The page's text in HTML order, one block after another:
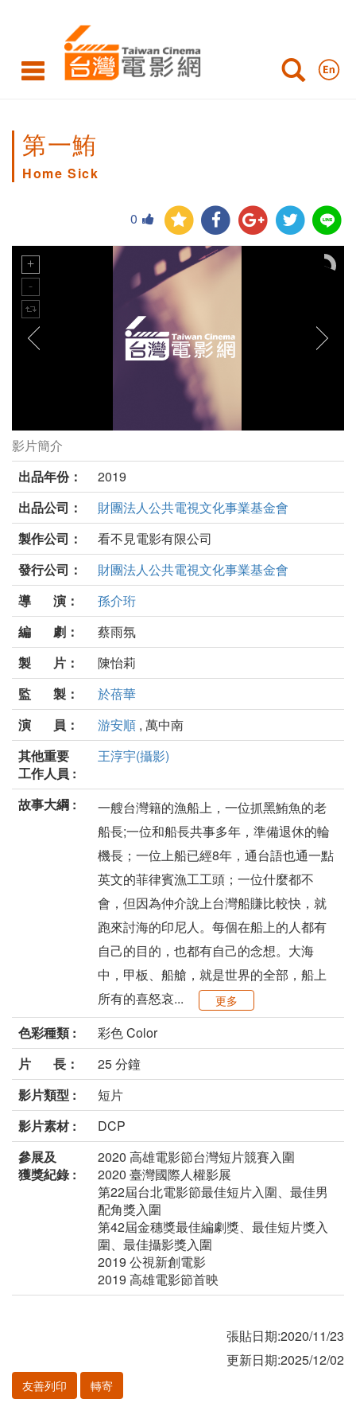
第一鮪
Home Sick
0
第一鮪劇照
影片簡介
出品年份：
2019
出品公司：
財團法人公共電視文化事業基金會
製作公司：
看不見電影有限公司
發行公司：
財團法人公共電視文化事業基金會
導 演：
孫介珩
編 劇：
蔡雨氛
製 片：
陳怡莉
監 製：
於蓓華
演 員：
游安順 , 萬中南
其他重要
工作人員 :
王淳宇(攝影)
故事大綱 :
一艘台灣籍的漁船上，一位抓黑鮪魚的老
船長;一位和船長共事多年，準備退休的輪
機長；一位上船已經8年，通台語也通一點
英文的菲律賓漁工工頭；一位什麼都不
會，但因為仲介說上台灣船賺比較快，就
跑來討海的印尼人。每個在船上的人都有
自己的目的，也都有自己的念想。大海
中，甲板、船艙，就是世界的全部，船上
所有的喜怒哀...
更多
色彩種類 :
彩色 Color
片 長：
25 分鐘
影片類型 :
短片
影片素材 :
DCP
參展及
獲獎紀錄 :
2020 高雄電影節台灣短片競賽入圍
2020 臺灣國際人權影展
第22屆台北電影節最佳短片入圍、最佳男
配角獎入圍
第42屆金穗獎最佳編劇獎、最佳短片獎入
圍、最佳攝影獎入圍
2019 公視新創電影
2019 高雄電影節首映
張貼日期:2020/11/23
更新日期:2025/12/02
友善列印 轉寄